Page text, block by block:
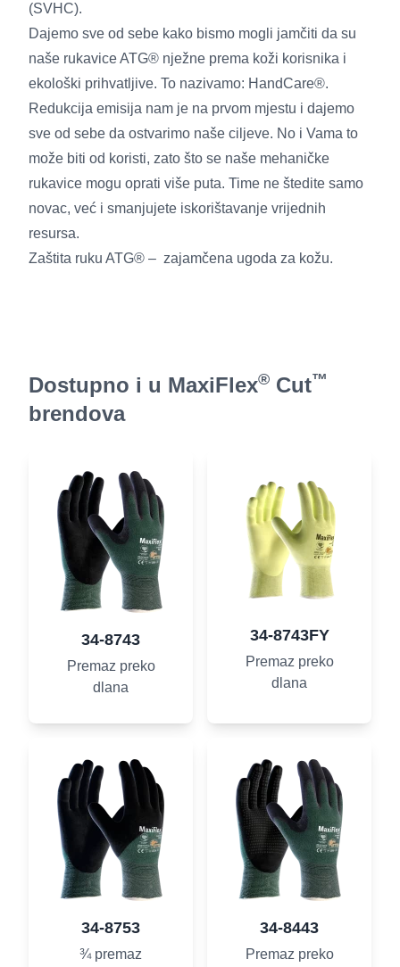
(SVHC).
Dajemo sve od sebe kako bismo mogli jamčiti da su
naše rukavice ATG® nježne prema koži korisnika i
ekološki prihvatljive. To nazivamo: HandCare®.
Redukcija emisija nam je na prvom mjestu i dajemo
sve od sebe da ostvarimo naše ciljeve. No i Vama to
može biti od koristi, zato što se naše mehaničke
rukavice mogu oprati više puta. Time ne štedite samo
novac, već i smanjujete iskorištavanje vrijednih
resursa.
Zaštita ruku ATG® – zajamčena ugoda za kožu.
Dostupno i u MaxiFlex® Cut™
brendova
34-8743
Premaz preko
dlana
34-8743FY
Premaz preko
dlana
34-8753
¾ premaz
34-8443
Premaz preko